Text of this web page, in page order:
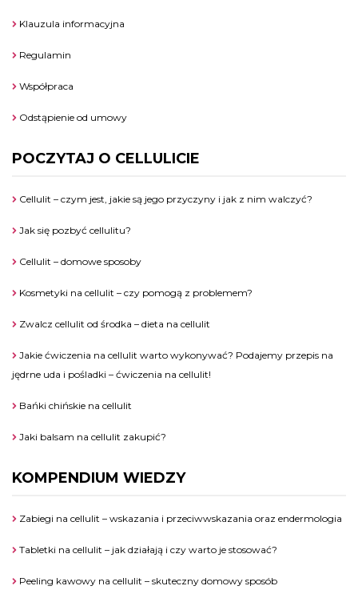
Klauzula informacyjna
Regulamin
Współpraca
Odstąpienie od umowy
POCZYTAJ O CELLULICIE
Cellulit – czym jest, jakie są jego przyczyny i jak z nim walczyć?
Jak się pozbyć cellulitu?
Cellulit – domowe sposoby
Kosmetyki na cellulit – czy pomogą z problemem?
Zwalcz cellulit od środka – dieta na cellulit
Jakie ćwiczenia na cellulit warto wykonywać? Podajemy przepis na
jędrne uda i pośladki – ćwiczenia na cellulit!
Bańki chińskie na cellulit
Jaki balsam na cellulit zakupić?
KOMPENDIUM WIEDZY
Zabiegi na cellulit – wskazania i przeciwwskazania oraz endermologia
Tabletki na cellulit – jak działają i czy warto je stosować?
Peeling kawowy na cellulit – skuteczny domowy sposób